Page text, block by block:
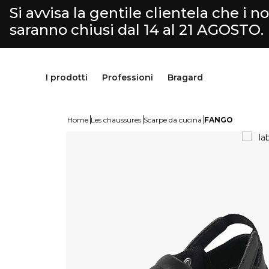
Si avvisa la gentile clientela che i
saranno chiusi dal 14 al 21 AGOSTO.
I prodotti Professioni Bragard
Home Les chaussures Scarpe da cucina FANGO